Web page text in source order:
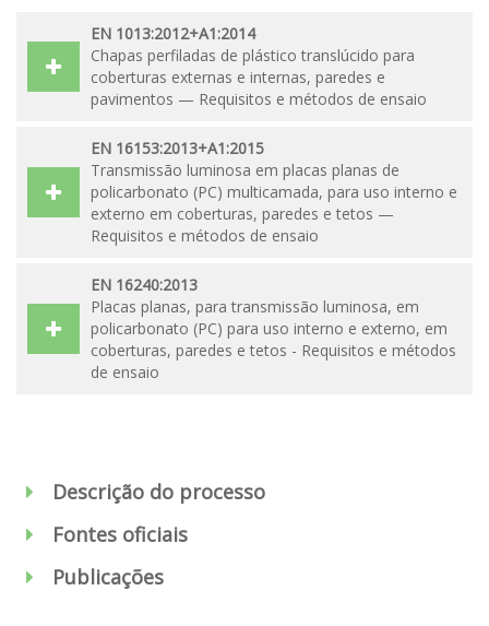
EN 1013:2012+A1:2014
Chapas perfiladas de plástico translúcido para
coberturas externas e internas, paredes e
pavimentos — Requisitos e métodos de ensaio
EN 16153:2013+A1:2015
Transmissão luminosa em placas planas de
policarbonato (PC) multicamada, para uso interno e
externo em coberturas, paredes e tetos —
Requisitos e métodos de ensaio
EN 16240:2013
Placas planas, para transmissão luminosa, em
policarbonato (PC) para uso interno e externo, em
coberturas, paredes e tetos - Requisitos e métodos
de ensaio
Descrição do processo
Fontes oficiais
Publicações